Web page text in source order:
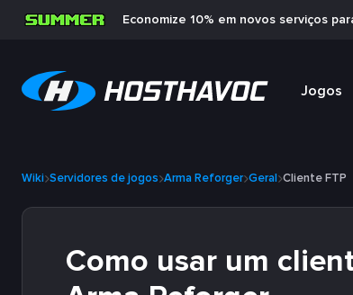
Economize 10% em novos serviços
Jogos
Wiki Servidores de jogos Arma Reforger Geral Cliente FTP
Como usar um